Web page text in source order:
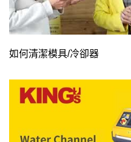
如何清潔模具/冷卻器